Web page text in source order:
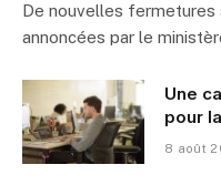
De nouvelles fermetures
annoncées par le
Une
pour
8 août